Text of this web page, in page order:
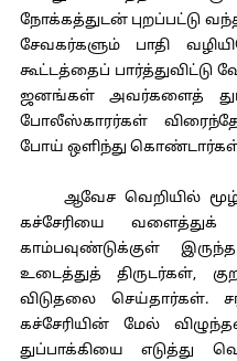
நோக்கத்துடன் புறப்பட்டு
சேவகர்களும் பாதி
கூட்டத்தைப் பார்த்துவிட்டு
ஜனங்கள் அவர்களைத்
போலீஸ்காரர்கள்
போய் ஒளிந்து
ஆவேச வெறியில்
கச்சேரியை வளைத்துக்
காம்பவுண்டுக்குள்
உடைத்துத் திருடர்கள்,
விடுதலை செய்தார்கள்.
கச்சேரியின் மேல்
துப்பாக்கியை எடுத்து